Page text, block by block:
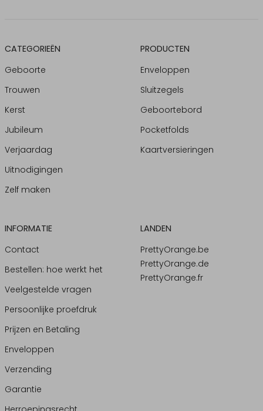
CATEGORIEËN
Geboorte
Trouwen
Kerst
Jubileum
Verjaardag
Uitnodigingen
Zelf maken
PRODUCTEN
Enveloppen
Sluitzegels
Geboortebord
Pocketfolds
Kaartversieringen
INFORMATIE
Contact
Bestellen: hoe werkt het
Veelgestelde vragen
Persoonlijke proefdruk
Prijzen en Betaling
Enveloppen
Verzending
Garantie
LANDEN
PrettyOrange.be
PrettyOrange.de
PrettyOrange.fr